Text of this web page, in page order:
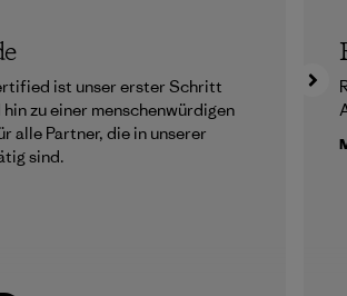
ist unser erster Schritt
zu einer menschenwürdigen
alle Partner, die in unserer
sind.